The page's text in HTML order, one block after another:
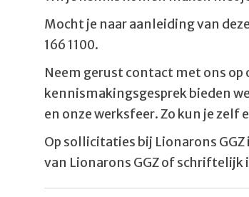
Mocht je naar aanleiding van
166 1100.
Neem gerust contact met ons
kennismakingsgesprek bieden
en onze werksfeer. Zo kun je zelf
Op sollicitaties bij Lionarons
van Lionarons GGZ of schriftelijk